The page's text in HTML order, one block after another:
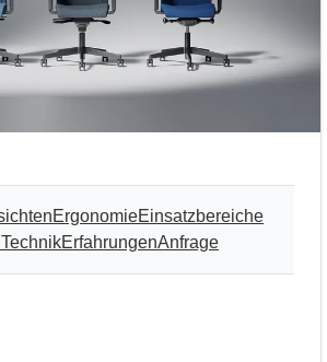
ErgonomieEinsatzbereiche
TechnikErfahrungenAnfrage